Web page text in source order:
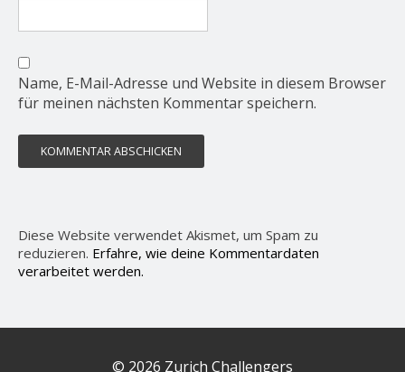
Name, E-Mail-Adresse und Website in diesem Browser
für meinen nächsten Kommentar speichern.
Diese Website verwendet Akismet, um Spam zu
reduzieren. Erfahre, wie deine Kommentardaten
verarbeitet werden.
© 2026 Zurich Challengers